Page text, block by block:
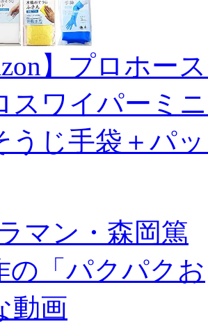
】プロホー
スワイパーミ
うじ手袋＋パ